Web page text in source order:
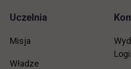
Uczelnia
Misja
Władze